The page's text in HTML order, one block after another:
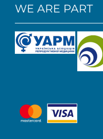
WE ARE PART